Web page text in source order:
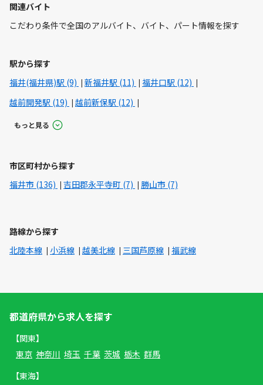
関連バイト
こだわり条件で全国のアルバイト、バイト、パート情報を探す
駅から探す
福井(福井県)駅 (9)
新福井駅 (11)
福井口駅 (12)
越前開発駅 (19)
越前新保駅 (12)
もっと見る
市区町村から探す
福井市 (136)
吉田郡永平寺町 (7) 勝山市 (7)
路線から探す
北陸本線
小浜線 越美北線 三国芦原線 福武線
都道府県から求人を探す
【関東】
東京 神奈川 埼玉 千葉 茨城 栃木 群馬
【東海】